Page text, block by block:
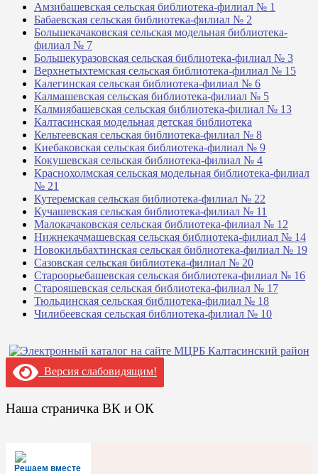
Амзибашевская сельская библиотека-филиал № 1
Бабаевская сельская библиотека-филиал № 2
Большекачаковская сельская модельная библиотека-
филиал № 7
Большекуразовская сельская библиотека-филиал № 3
Верхнетыхтемская сельская библиотека-филиал № 15
Калегинская сельская библиотека-филиал № 6
Калмашевская сельская библиотека-филиал № 5
Калмиябашевская сельская библиотека-филиал № 13
Калтасинская модельная детская библиотека
Кельтеевская сельская библиотека-филиал № 8
Киебаковская сельская библиотека-филиал № 9
Кокушевская сельская библиотека-филиал № 4
Краснохолмская сельская модельная библиотека-филиал
№ 21
Кутеремская сельская библиотека-филиал № 22
Кучашевская сельская библиотека-филиал № 11
Малокачаковская сельская библиотека-филиал № 12
Нижнекачмашевская сельская библиотека-филиал № 14
Новокильбахтинская сельская библиотека-филиал № 19
Сазовская сельская библиотека-филиал № 20
Староорьебашевская сельская библиотека-филиал № 16
Старояшевская сельская библиотека-филиал № 17
Тюльдинская сельская библиотека-филиал № 18
Чилибеевская сельская библиотека-филиал № 10
Версия слабовидящим!
Наша страничка ВК и ОК
Решаем вместе